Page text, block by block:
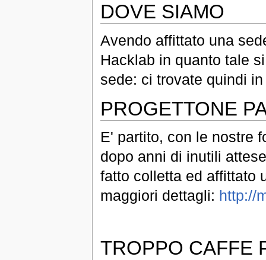
DOVE SIAMO
Avendo affittato una
Hacklab in quanto tale
sede: ci trovate quindi
PROGETTONE
E' partito, con le nostre
dopo anni di inutili
fatto colletta ed affittato
maggiori dettagli: http://
TROPPO CAFFE